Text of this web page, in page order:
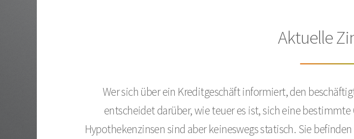
Aktuelle
Wer sich über ein Kreditgeschäft informiert, den
entscheidet darüber, wie teuer es ist, sich eine
Hypothekenzinsen sind aber keineswegs statisch. Sie